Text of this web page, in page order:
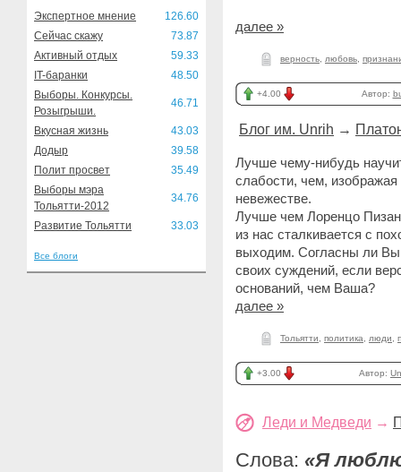
Экспертное мнение
126.60
Сейчас скажу
73.87
Активный отдых
59.33
IT-баранки
48.50
Выборы. Конкурсы.
Розыгрыши.
46.71
Вкусная жизнь
43.03
Додыр
39.58
Полит просвет
35.49
Выборы мэра
Тольятти-2012
34.76
Развитие Тольятти 33.03
Все блоги
далее »
верность любовь
+4.00 Автор:
Блог им. Unrih →
Лучше чему-нибудь
слабости, чем,
невежестве.
Лучше чем Лоренцо
из нас сталкивается с
выходим. Согласны ли Вы
своих суждений, если
оснований, чем Ваша?
далее »
Тольятти политика люди
+3.00 Автор:
Леди и Медведи →
Слова: «Я